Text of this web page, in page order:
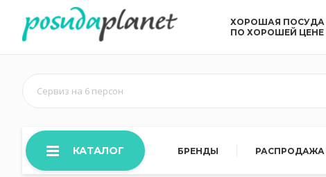
ХОРОШАЯ ПОСУДА
ПО ХОРОШЕЙ ЦЕНЕ
Сервиз на 6 персон
КАТАЛОГ БРЕНДЫ РАСПРОДАЖА